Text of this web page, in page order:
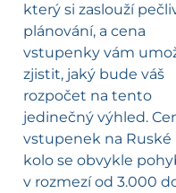
který si zaslouží
plánování, a cena
vstupenky vám
zjistit, jaký bude váš
rozpočet na tento
jedinečný výhled.
vstupenek na Ruské
kolo se obvykle
v rozmezí od 3.000